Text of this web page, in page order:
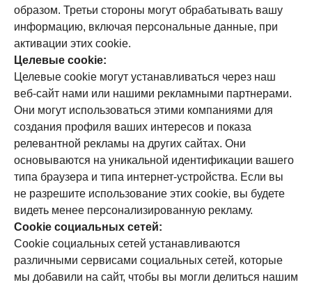
образом. Третьи стороны могут обрабатывать вашу
информацию, включая персональные данные, при
активации этих cookie.
Целевые cookie:
Целевые cookie могут устанавливаться через наш
веб-сайт нами или нашими рекламными партнерами.
Они могут использоваться этими компаниями для
создания профиля ваших интересов и показа
релевантной рекламы на других сайтах. Они
основываются на уникальной идентификации вашего
типа браузера и типа интернет-устройства. Если вы
не разрешите использование этих cookie, вы будете
видеть менее персонализированную рекламу.
Cookie социальных сетей:
Cookie социальных сетей устанавливаются
различными сервисами социальных сетей, которые
мы добавили на сайт, чтобы вы могли делиться нашим